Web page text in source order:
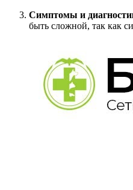
Симптомы и
быть сложной, так как